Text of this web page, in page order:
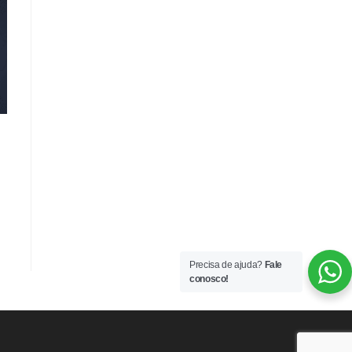
Precisa de ajuda? Fale
conosco!